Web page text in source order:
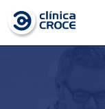
Skip
content